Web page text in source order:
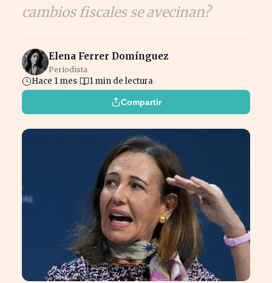
cambios fiscales se avecinan?
Elena Ferrer Domínguez
Periodista
Hace 1 mes 1 min de lectura
Compartir